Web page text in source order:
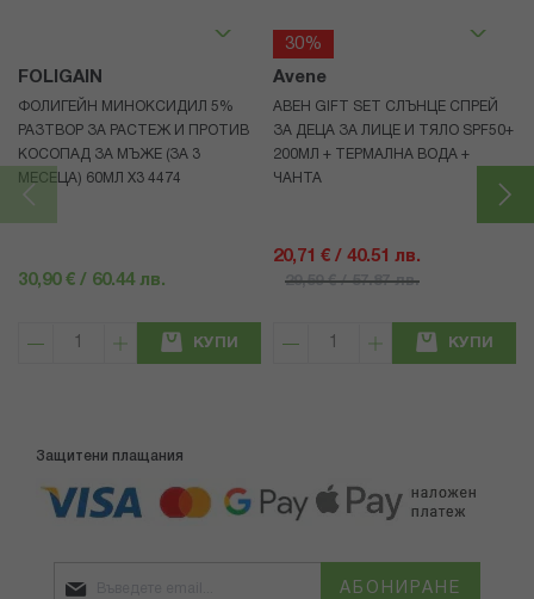
FOLIGAIN
ФОЛИГЕЙН МИНОКСИДИЛ 5%
РАЗТВОР ЗА РАСТЕЖ И ПРОТИВ
КОСОПАД ЗА МЪЖЕ (ЗА 3
МЕСЕЦА) 60МЛ X3 4474
30,90 € / 60.44 лв.
КУПИ
30%
Avene
АВЕН GIFT SET СЛЪНЦЕ СПРЕЙ
ЗА ДЕЦА ЗА ЛИЦЕ И ТЯЛО SPF50+
200МЛ + ТЕРМАЛНА ВОДА +
ЧАНТА
20,71 € / 40.51 лв.
29,59 € / 57.87 лв.
КУПИ
Защитени плащания
АБОНИРАНЕ